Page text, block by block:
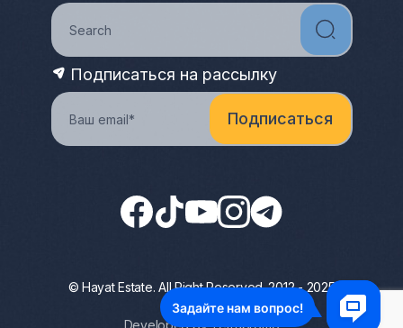
Подписаться на рассылку
© Hayat Estate. All Right Reserved. 2012 - 2025
Privacy Policy
Developed by Terrapromo